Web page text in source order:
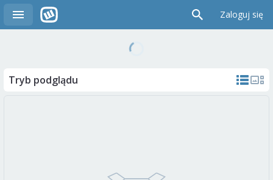
Zaloguj się
Tryb podglądu